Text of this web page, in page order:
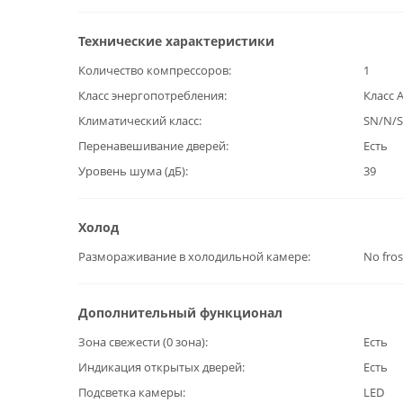
Технические характеристики
Количество компрессоров
1
Класс энергопотребления
Класс
Климатический класс
SN/N/
Перенавешивание дверей
Есть
Уровень шума (дБ)
39
Холод
Размораживание в холодильной камере No
Дополнительный функционал
Зона свежести (0 зона)
Есть
Индикация открытых дверей
Есть
Подсветка камеры
LED